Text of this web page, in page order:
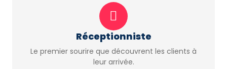
Réceptionniste
Le premier sourire que découvrent les clients à
leur arrivée.